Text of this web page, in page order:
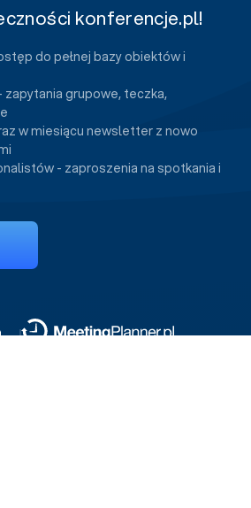
konferencje.pl!
do pełnej bazy obiektów i
grupowe, teczka,
w miesiącu newsletter z nowo
- zaproszenia na spotkania i